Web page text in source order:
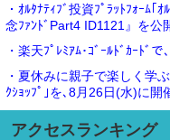
・ｵﾙﾀﾅﾃｨﾌﾞ投資ﾌﾟﾗｯﾄﾌｫｰﾑ
念ﾌｧﾝﾄﾞPart4 ID1121』を公
・楽天ﾌﾟﾚﾐｱﾑ･ｺﾞｰﾙﾄﾞｶｰﾄﾞ
・夏休みに親子で楽しく学
ｸｼｮｯﾌﾟ｣を､8月26日(水)に開
アクセスランキング